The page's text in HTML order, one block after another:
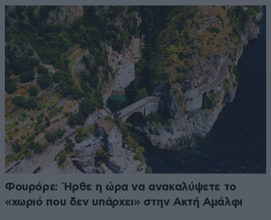
Φουρόρε: Ήρθε η ώρα να ανακαλύψετε το
«χωριό που δεν υπάρχει» στην Ακτή Αμάλφι